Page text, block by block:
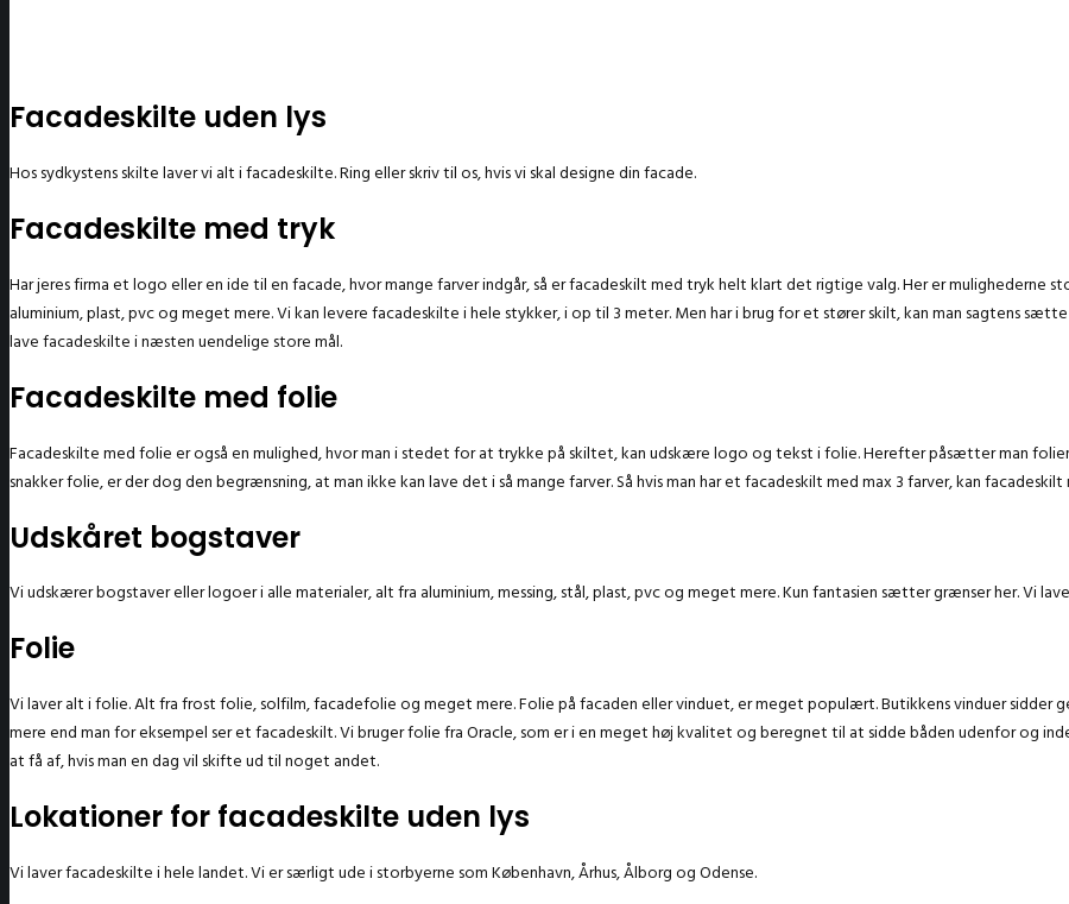
Facadeskilte uden lys
Hos sydkystens skilte laver vi alt i facadeskilte. Ring eller skriv til os, hvis vi skal designe din facade.
Facadeskilte med tryk
Har jeres firma et logo eller en ide til en facade, hvor mange farver indgår, så er facadeskilt med tryk helt klart det rigtige valg. Her er mulighederne
aluminium, plast, pvc og meget mere. Vi kan levere facadeskilte i hele stykker, i op til 3 meter. Men har i brug for et stører skilt, kan man sagtens
lave facadeskilte i næsten uendelige store mål.
Facadeskilte med folie
Facadeskilte med folie er også en mulighed, hvor man i stedet for at trykke på skiltet, kan udskære logo og tekst i folie. Herefter påsætter man
snakker folie, er der dog den begrænsning, at man ikke kan lave det i så mange farver. Så hvis man har et facadeskilt med max 3 farver, kan
Udskåret bogstaver
Vi udskærer bogstaver eller logoer i alle materialer, alt fra aluminium, messing, stål, plast, pvc og meget mere. Kun fantasien sætter grænser her. Vi
Folie
Vi laver alt i folie. Alt fra frost folie, solfilm, facadefolie og meget mere. Folie på facaden eller vinduet, er meget populært. Butikkens vinduer sidder
mere end man for eksempel ser et facadeskilt. Vi bruger folie fra Oracle, som er i en meget høj kvalitet og beregnet til at sidde båden udenfor og
at få af, hvis man en dag vil skifte ud til noget andet.
Lokationer for facadeskilte uden lys
Vi laver facadeskilte i hele landet. Vi er særligt ude i storbyerne som København, Århus, Ålborg og Odense.